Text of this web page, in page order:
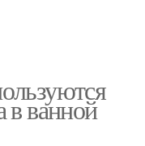
в ванной